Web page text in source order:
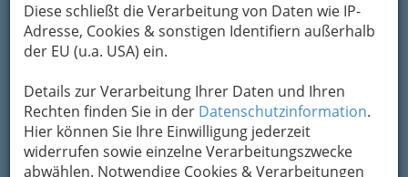
Diese schließt die Verarbeitung von Daten wie IP-
Adresse, Cookies & sonstigen Identifiern außerhalb
der EU (u.a. USA) ein.
Details zur Verarbeitung Ihrer Daten und Ihren
Rechten finden Sie in der Datenschutzinformation.
Hier können Sie Ihre Einwilligung jederzeit
widerrufen sowie einzelne Verarbeitungszwecke
abwählen. Notwendige Cookies & Verarbeitungen
vertiefen und festigen dieses
Wissen noch zusätzlich.
Sprachen können durch
Medien, wie Kino, Internet
oder auch durch Musik hören hilfreich sein.
Filme in der Originalsprache mit Untertitel bzw.
bereits bekannte Filme auch in der
Originalsprache anzusehen lässt ein Gefühl für